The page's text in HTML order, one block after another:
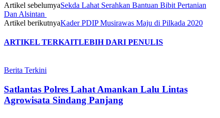
Artikel sebelumyaSekda Lahat Serahkan Bantuan Bibit Pertanian
Dan Alsintan
Artikel berikutnyaKader PDIP Musirawas Maju di Pilkada 2020
ARTIKEL TERKAITLEBIH DARI PENULIS
Berita Terkini
Satlantas Polres Lahat Amankan Lalu Lintas
Agrowisata Sindang Panjang